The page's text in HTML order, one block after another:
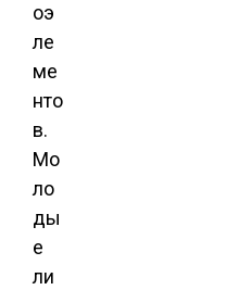
оэ
ле
ме
нто
в.
Мо
ло
ды
е
ли